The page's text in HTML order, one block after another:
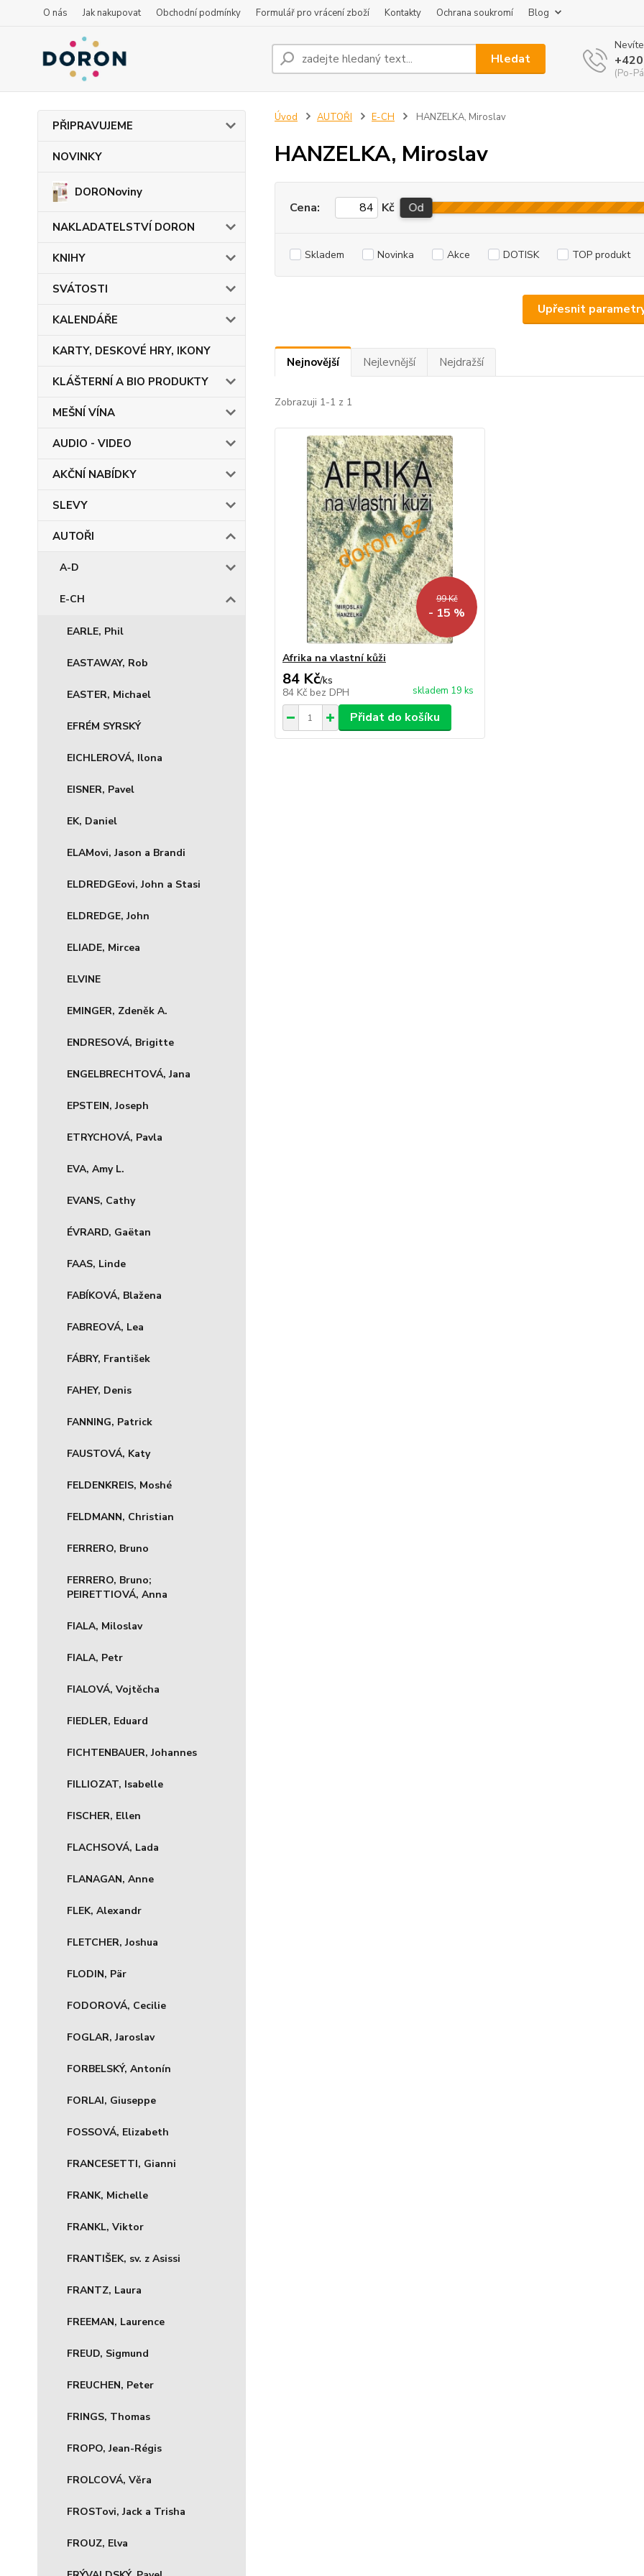
O nás Jak nakupovat Obchodní podmínky Formulář pro vrácení zboží Kontakty Ochrana soukromí Blog
Hledat
(Po-
PŘIPRAVUJEME
NOVINKY
DORONoviny
NAKLADATELSTVÍ DORON
KNIHY
SVÁTOSTI
KALENDÁŘE
KARTY, DESKOVÉ HRY, IKONY
KLÁŠTERNÍ A BIO PRODUKTY
MEŠNÍ VÍNA
AUDIO - VIDEO
AKČNÍ NABÍDKY
SLEVY
AUTOŘI
A-D
E-CH
EARLE, Phil
EASTAWAY, Rob
EASTER, Michael
EFRÉM SYRSKÝ
EICHLEROVÁ, Ilona
EISNER, Pavel
EK, Daniel
ELAMovi, Jason a Brandi
ELDREDGEovi, John a Stasi
ELDREDGE, John
ELIADE, Mircea
ELVINE
EMINGER, Zdeněk A.
ENDRESOVÁ, Brigitte
ENGELBRECHTOVÁ, Jana
EPSTEIN, Joseph
ETRYCHOVÁ, Pavla
EVA, Amy L.
EVANS, Cathy
ÉVRARD, Gaëtan
FAAS, Linde
FABÍKOVÁ, Blažena
FABREOVÁ, Lea
FÁBRY, František
FAHEY, Denis
FANNING, Patrick
FAUSTOVÁ, Katy
FELDENKREIS, Moshé
FELDMANN, Christian
FERRERO, Bruno
FERRERO, Bruno;
PEIRETTIOVÁ, Anna
FIALA, Miloslav
FIALA, Petr
FIALOVÁ, Vojtěcha
FIEDLER, Eduard
FICHTENBAUER, Johannes
FILLIOZAT, Isabelle
FISCHER, Ellen
FLACHSOVÁ, Lada
FLANAGAN, Anne
FLEK, Alexandr
FLETCHER, Joshua
FLODIN, Pär
FODOROVÁ, Cecilie
FOGLAR, Jaroslav
FORBELSKÝ, Antonín
FORLAI, Giuseppe
FOSSOVÁ, Elizabeth
FRANCESETTI, Gianni
FRANK, Michelle
FRANKL, Viktor
FRANTIŠEK, sv. z Asissi
FRANTZ, Laura
FREEMAN, Laurence
FREUD, Sigmund
FREUCHEN, Peter
FRINGS, Thomas
FROPO, Jean-Régis
FROLCOVÁ, Věra
FROSTovi, Jack a Trisha
FROUZ, Elva
Úvod AUTOŘI E-CH HANZELKA, Miroslav
HANZELKA, Miroslav
Upřesnit
Cena: Kč Od
Skladem Novinka Akce DOTISK TOP produkt
Nejnovější Nejlevnější Nejdražší
Zobrazuji 1-1 z 1
99 Kč
- 15 %
Afrika na vlastní kůži
84 Kč/ks
84 Kč bez DPH skladem 19 ks
Přidat do košíku